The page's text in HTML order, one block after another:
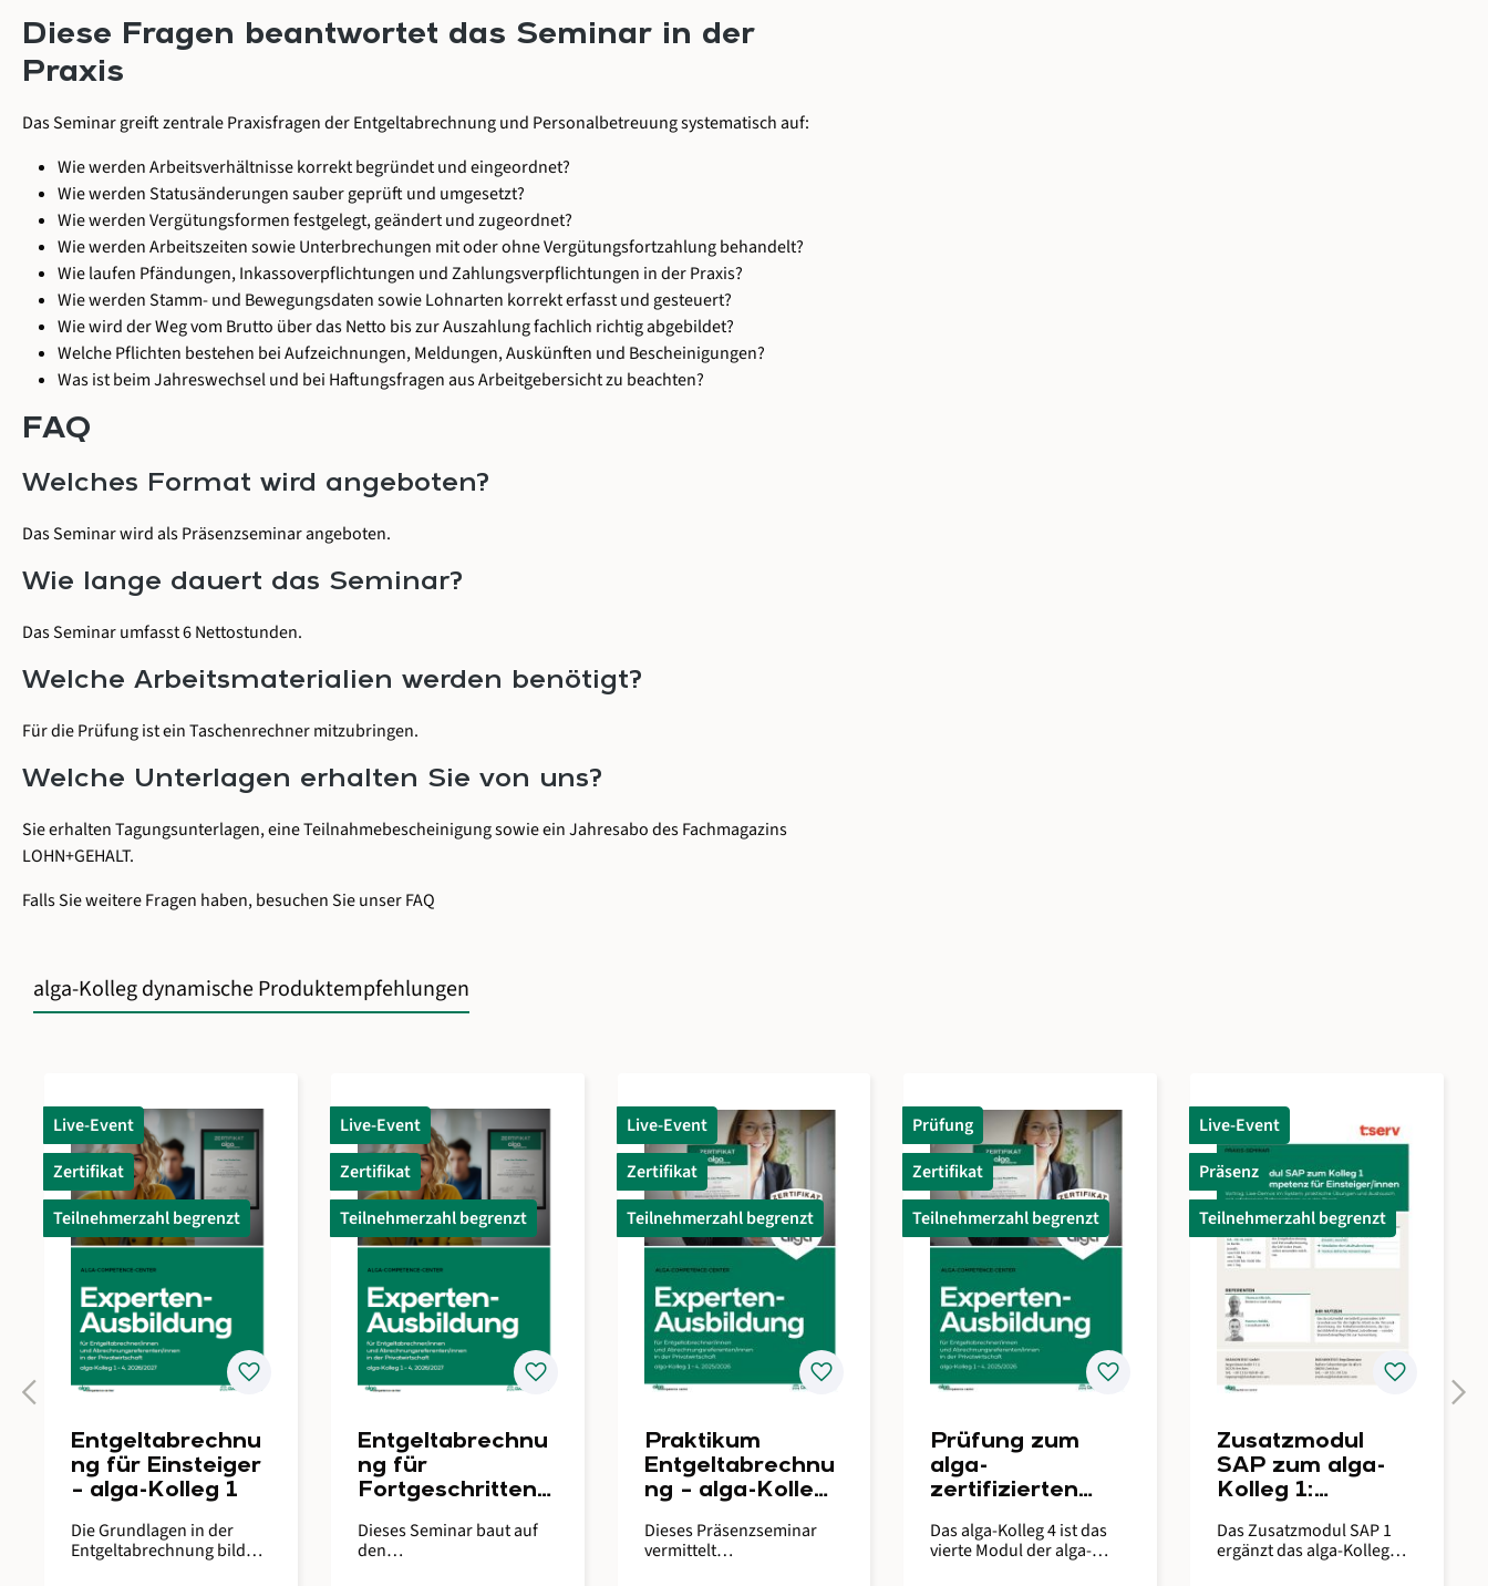
Diese Fragen beantwortet das Seminar in der
Praxis
Das Seminar greift zentrale Praxisfragen der Entgeltabrechnung und Personalbetreuung systematisch auf:
Wie werden Arbeitsverhältnisse korrekt begründet und eingeordnet?
Wie werden Statusänderungen sauber geprüft und umgesetzt?
Wie werden Vergütungsformen festgelegt, geändert und zugeordnet?
Wie werden Arbeitszeiten sowie Unterbrechungen mit oder ohne Vergütungsfortzahlung behandelt?
Wie laufen Pfändungen, Inkassoverpflichtungen und Zahlungsverpflichtungen in der Praxis?
Wie werden Stamm- und Bewegungsdaten sowie Lohnarten korrekt erfasst und gesteuert?
Wie wird der Weg vom Brutto über das Netto bis zur Auszahlung fachlich richtig abgebildet?
Welche Pflichten bestehen bei Aufzeichnungen, Meldungen, Auskünften und Bescheinigungen?
Was ist beim Jahreswechsel und bei Haftungsfragen aus Arbeitgebersicht zu beachten?
FAQ
Welches Format wird angeboten?
Das Seminar wird als Präsenzseminar angeboten.
Wie lange dauert das Seminar?
Das Seminar umfasst 6 Nettostunden.
Welche Arbeitsmaterialien werden benötigt?
Für die Prüfung ist ein Taschenrechner mitzubringen.
Welche Unterlagen erhalten Sie von uns?
Sie erhalten Tagungsunterlagen, eine Teilnahmebescheinigung sowie ein Jahresabo des Fachmagazins
LOHN+GEHALT.
Falls Sie weitere Fragen haben, besuchen Sie unserFAQ
alga-Kolleg dynamische Produktempfehlungen
Live-Event
Zertifikat
Teilnehmerzahl begrenzt
favorite
Entgeltabrechnu
ng für Einsteiger
– alga-Kolleg 1
Die Grundlagen in der
Entgeltabrechnung bilden
Live-Event
Zertifikat
Teilnehmerzahl begrenzt
favorite
Entgeltabrechnu
ng für
Fortgeschrittene
Dieses Seminar baut auf
den
Live-Event
Zertifikat
Teilnehmerzahl begrenzt
favorite
Praktikum
Entgeltabrechnu
ng – alga-Kolleg
Dieses Präsenzseminar
vermittelt
Prüfung
Zertifikat
Teilnehmerzahl begrenzt
favorite
Prüfung zum
alga-
zertifizierten
r und
Abrechnungsref
Das alga-Kolleg 4 ist das
vierte Modul der alga-
Live-Event
Präsenz
Teilnehmerzahl begrenzt
favorite
Zusatzmodul
SAP zum alga-
Kolleg 1:
nz für Einsteiger
Das Zusatzmodul SAP 1
ergänzt das alga-Kolleg
keyboard_arrow_left keyboard_arrow_right